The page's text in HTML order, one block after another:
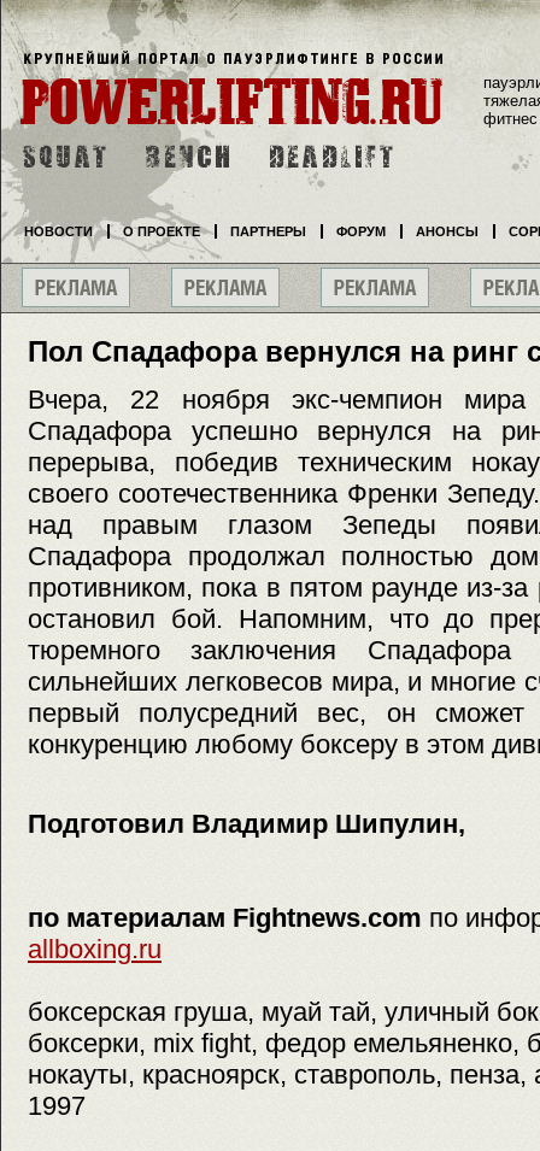
Пол Спадафора вернулся на ринг
Вчера, 22 ноября экс-чемпион
Спадафора успешно вернулся на
перерыва, победив техническим
своего соотечественника Френки
над правым глазом Зепеды
Спадафора продолжал полностью
противником, пока в пятом раунде из-
остановил бой. Напомним, что до
тюремного заключения
сильнейших легковесов мира, и многие
первый полусредний вес, он сможет
конкуренцию любому боксеру в этом
Подготовил Владимир Шипулин,
по материалам Fightnews.com по
allboxing.ru
боксерская груша, муай тай, уличный
боксерки, mix fight, федор емельяненко,
нокауты, красноярск, ставрополь,
1997
фитнес
НОВОСТИ О ПРОЕКТЕ ПАРТНЕРЫ ФОРУМ АНОНСЫ